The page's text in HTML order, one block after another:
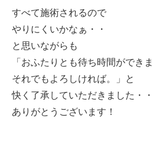
すべて施術されるので
やりにくいかなぁ・・
と思いながらも
「おふたりとも待ち時間ができま
それでもよろしければ。」と
快く了承していただきました・・
ありがとうございます！